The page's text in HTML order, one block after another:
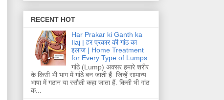
RECENT HOT
Har Prakar ki Ganth ka
Ilaj | हर प्रकार की गांठ का
इलाज | Home Treatment
for Every Type of Lumps
गांठे (Lump) अक्सर हमारे शरीर
के किसी भी भाग में गांठे बन जाती हैं. जिन्हें सामान्य
भाषा में गठान या रसौली कहा जाता हैं. किसी भी गांठ
क...